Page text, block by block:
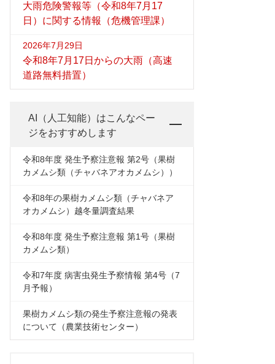
大雨危険警報等（令和8年7月17
日）に関する情報（危機管理課）
2026年7月29日
令和8年7月17日からの大雨（高速
道路無料措置）
AI（人工知能）はこんなペー
ジをおすすめします
令和8年度 発生予察注意報 第2号（果樹
カメムシ類（チャバネアオカメムシ））
令和8年の果樹カメムシ類（チャバネア
オカメムシ）越冬量調査結果
令和8年度 発生予察注意報 第1号（果樹
カメムシ類）
令和7年度 病害虫発生予察情報 第4号（7
月予報）
果樹カメムシ類の発生予察注意報の発表
について（農業技術センター）